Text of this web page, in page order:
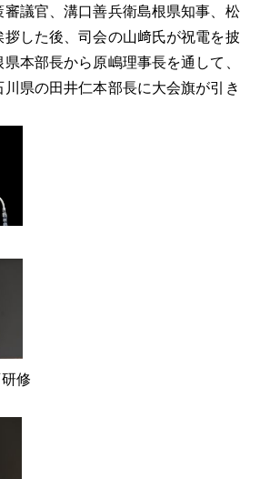
議官、溝口善兵衛島根県知事、松
した後、司会の山﨑氏が祝電を披
本部長から原嶋理事長を通して、
県の田井仁本部長に大会旗が引き
修